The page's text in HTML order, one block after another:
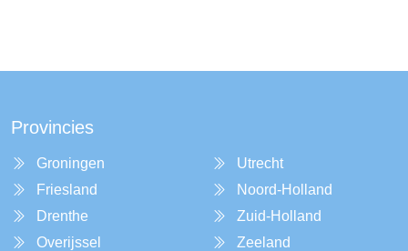
Provincies
Groningen
Friesland
Drenthe
Overijssel
Utrecht
Noord-Holland
Zuid-Holland
Zeeland